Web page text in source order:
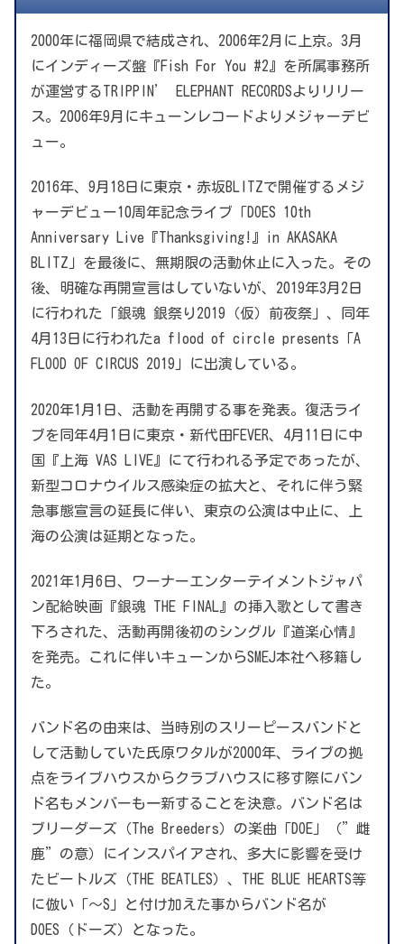
2000年に福岡県で結成され、2006年2月に上京。3月
にインディーズ盤『Fish For You #2』を所属事務所
が運営するTRIPPIN’ ELEPHANT RECORDSよりリリー
ス。2006年9月にキューンレコードよりメジャーデビ
ュー。
2016年、9月18日に東京・赤坂BLITZで開催するメジ
ャーデビュー10周年記念ライブ「DOES 10th
Anniversary Live『Thanksgiving!』in AKASAKA
BLITZ」を最後に、無期限の活動休止に入った。その
後、明確な再開宣言はしていないが、2019年3月2日
に行われた「銀魂 銀祭り2019（仮）前夜祭」、同年
4月13日に行われたa flood of circle presents「A
FLOOD OF CIRCUS 2019」に出演している。
2020年1月1日、活動を再開する事を発表。復活ライ
ブを同年4月1日に東京・新代田FEVER、4月11日に中
国『上海 VAS LIVE』にて行われる予定であったが、
新型コロナウイルス感染症の拡大と、それに伴う緊
急事態宣言の延長に伴い、東京の公演は中止に、上
海の公演は延期となった。
2021年1月6日、ワーナーエンターテイメントジャパ
ン配給映画『銀魂 THE FINAL』の挿入歌として書き
下ろされた、活動再開後初のシングル『道楽心情』
を発売。これに伴いキューンからSMEJ本社へ移籍し
た。
バンド名の由来は、当時別のスリーピースバンドと
して活動していた氏原ワタルが2000年、ライブの拠
点をライブハウスからクラブハウスに移す際にバン
ド名もメンバーも一新することを決意。バンド名は
ブリーダーズ（The Breeders）の楽曲「DOE」（”雌
鹿”の意）にインスパイアされ、多大に影響を受け
たビートルズ（THE BEATLES）、THE BLUE HEARTS等
に倣い「～S」と付け加えた事からバンド名が
DOES（ドーズ）となった。